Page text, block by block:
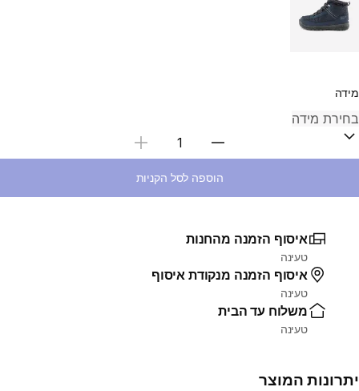
מידה
בחירת כמות
הוספה לסל הקניות
איסוף הזמנה מהחנות
טעינה
איסוף הזמנה מנקודת איסוף
טעינה
משלוח עד הבית
טעינה
יתרונות המוצר